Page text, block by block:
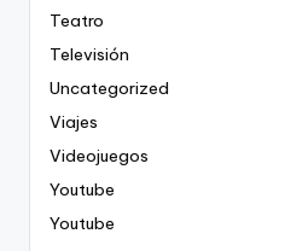
Teatro
Televisión
Uncategorized
Viajes
Videojuegos
Youtube
Youtube